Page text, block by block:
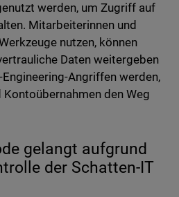
werden, um Zugriff auf
Mitarbeiterinnen und
nutzen, können
Daten weitergeben
Angriffen werden,
den Weg
gelangt aufgrund
der Schatten-IT